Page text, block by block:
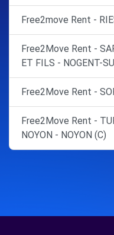
Free2move Rent -
Free2Move Rent -
ET FILS - NOGENT-
Free2Move Rent -
Free2Move Rent -
NOYON - NOYON (C)